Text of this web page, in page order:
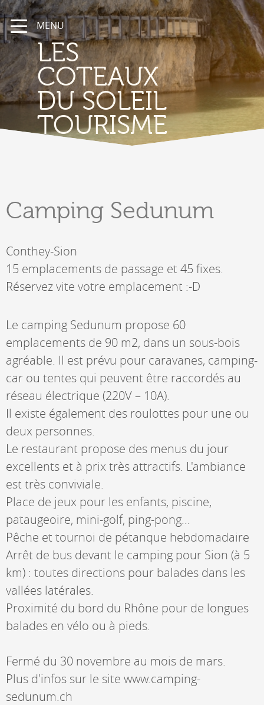
MENU
LES
COTEAUX
DU SOLEIL
TOURISME
Camping Sedunum
Conthey-Sion
15 emplacements de passage et 45 fixes.
Réservez vite votre emplacement :-D
Le camping Sedunum propose 60
emplacements de 90 m2, dans un sous-bois
agréable. Il est prévu pour caravanes, camping-
car ou tentes qui peuvent être raccordés au
réseau électrique (220V – 10A).
Il existe également des roulottes pour une ou
deux personnes.
Le restaurant propose des menus du jour
excellents et à prix très attractifs. L'ambiance
est très conviviale.
Place de jeux pour les enfants, piscine,
pataugeoire, mini-golf, ping-pong...
Pêche et tournoi de pétanque hebdomadaire
Arrêt de bus devant le camping pour Sion (à 5
km) : toutes directions pour balades dans les
vallées latérales.
Proximité du bord du Rhône pour de longues
balades en vélo ou à pieds.
Fermé du 30 novembre au mois de mars.
Plus d'infos sur le site www.camping-
sedunum.ch